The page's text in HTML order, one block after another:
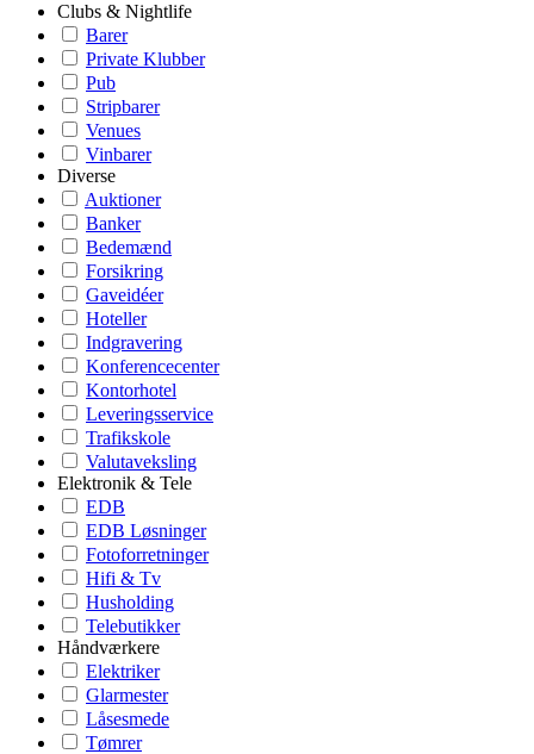
Clubs & Nightlife
Barer
Private Klubber
Pub
Stripbarer
Venues
Vinbarer
Diverse
Auktioner
Banker
Bedemænd
Forsikring
Gaveidéer
Hoteller
Indgravering
Konferencecenter
Kontorhotel
Leveringsservice
Trafikskole
Valutaveksling
Elektronik & Tele
EDB
EDB Løsninger
Fotoforretninger
Hifi & Tv
Husholding
Telebutikker
Håndværkere
Elektriker
Glarmester
Låsesmede
Tømrer